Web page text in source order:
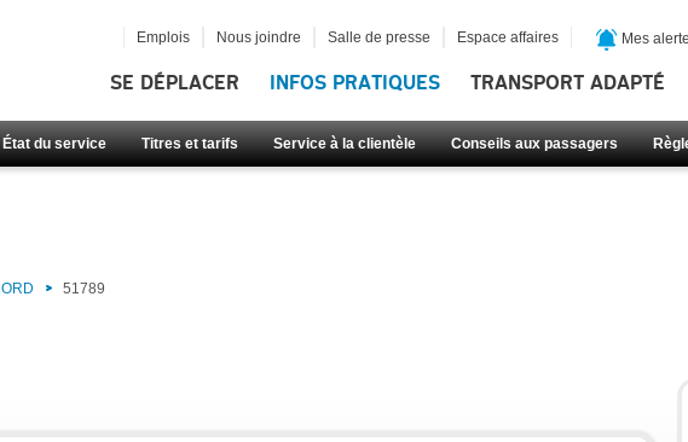
SE DÉPLACER INFOS PRATIQUES TRANSPORT ADAPTÉ
État du service Titres et tarifs Service à la clientèle Conseils aux passagers
Emplois Nous joindre Salle de presse Espace affaires Mes
51789